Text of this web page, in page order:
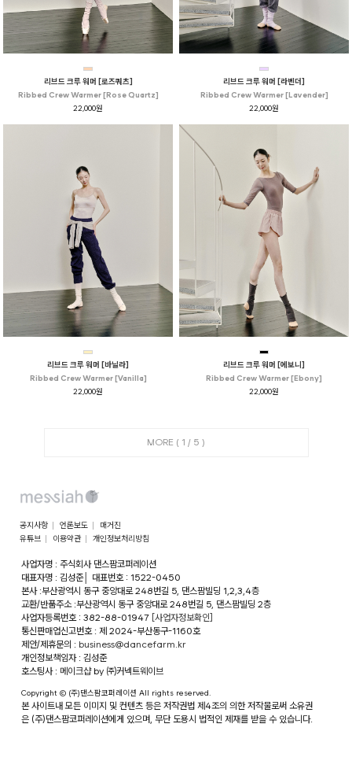
리브드 크루 워머 [로즈쿼츠]
Ribbed Crew Warmer [Rose Quartz]
22,000원
리브드 크루 워머 [라벤더]
Ribbed Crew Warmer [Lavender]
22,000원
리브드 크루 워머 [바닐라]
Ribbed Crew Warmer [Vanilla]
22,000원
리브드 크루 워머 [에보니]
Ribbed Crew Warmer [Ebony]
22,000원
MORE ( 1 / 5 )
공지사항 언론보도
매거진
유튜브
이용약관 개인정보처리방침
사업자명 : 주식회사 댄스팜코퍼레이션
대표자명 : 김성준│
대표번호 : 1522-0450
본사 :부산광역시 동구 중앙대로 248번길 5, 댄스팜빌딩 1,2,3,4층
교환/반품주소 :부산광역시 동구 중앙대로 248번길 5, 댄스팜빌딩 2층
사업자등록번호 : 382-88-01947 [사업자정보확인]
통신판매업신고번호 : 제 2024-부산동구-1160호
제안/제휴문의 : business@dancefarm.kr
개인정보책임자 : 김성준
호스팅사 : 메이크샵 by ㈜커넥트웨이브
Copyright © (주)댄스팜코퍼레이션 All rights reserved.
본 사이트내 모든 이미지 및 컨텐츠 등은 저작권법 제4조의 의한 저작물로써 소유권
은 (주)댄스팜코퍼레이션에게 있으며, 무단 도용시 법적인 제재를 받을 수 있습니다.